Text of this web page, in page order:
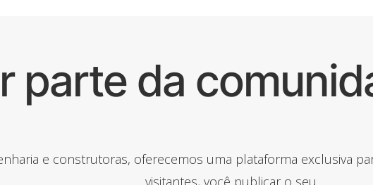
parte da
e construtoras, oferecemos uma plataforma exclusiva
visitantes, você publicar o seu.